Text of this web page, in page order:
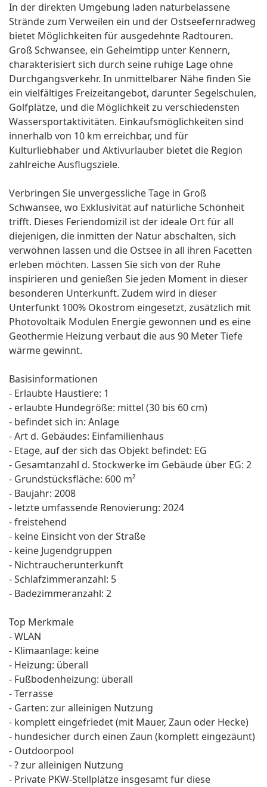
In der direkten Umgebung laden naturbelassene
Strände zum Verweilen ein und der Ostseefernradweg
bietet Möglichkeiten für ausgedehnte Radtouren.
Groß Schwansee, ein Geheimtipp unter Kennern,
charakterisiert sich durch seine ruhige Lage ohne
Durchgangsverkehr. In unmittelbarer Nähe finden Sie
ein vielfältiges Freizeitangebot, darunter Segelschulen,
Golfplätze, und die Möglichkeit zu verschiedensten
Wassersportaktivitäten. Einkaufsmöglichkeiten sind
innerhalb von 10 km erreichbar, und für
Kulturliebhaber und Aktivurlauber bietet die Region
zahlreiche Ausflugsziele.
Verbringen Sie unvergessliche Tage in Groß
Schwansee, wo Exklusivität auf natürliche Schönheit
trifft. Dieses Feriendomizil ist der ideale Ort für all
diejenigen, die inmitten der Natur abschalten, sich
verwöhnen lassen und die Ostsee in all ihren Facetten
erleben möchten. Lassen Sie sich von der Ruhe
inspirieren und genießen Sie jeden Moment in dieser
besonderen Unterkunft. Zudem wird in dieser
Unterfunkt 100% Okostrom eingesetzt, zusätzlich mit
Photovoltaik Modulen Energie gewonnen und es eine
Geothermie Heizung verbaut die aus 90 Meter Tiefe
wärme gewinnt.
Basisinformationen
- Erlaubte Haustiere: 1
- erlaubte Hundegröße: mittel (30 bis 60 cm)
- befindet sich in: Anlage
- Art d. Gebäudes: Einfamilienhaus
- Etage, auf der sich das Objekt befindet: EG
- Gesamtanzahl d. Stockwerke im Gebäude über EG: 2
- Grundstücksfläche: 600 m²
- Baujahr: 2008
- letzte umfassende Renovierung: 2024
- freistehend
- keine Einsicht von der Straße
- keine Jugendgruppen
- Nichtraucherunterkunft
- Schlafzimmeranzahl: 5
- Badezimmeranzahl: 2
Top Merkmale
- WLAN
- Klimaanlage: keine
- Heizung: überall
- Fußbodenheizung: überall
- Terrasse
- Garten: zur alleinigen Nutzung
- komplett eingefriedet (mit Mauer, Zaun oder Hecke)
- hundesicher durch einen Zaun (komplett eingezäunt)
- Outdoorpool
- ? zur alleinigen Nutzung
- Private PKW-Stellplätze insgesamt für diese